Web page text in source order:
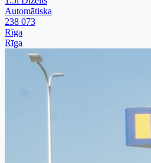
Automātiska
238 073
Rīga
Rīga